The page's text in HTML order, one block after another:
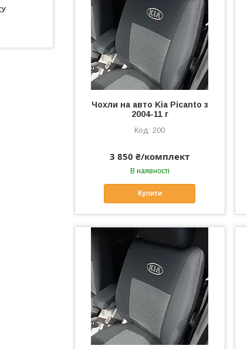
Чохли на авто Kia Picanto з
2004-11 г
200
3 850 ₴/комплект
В наявності
Купити